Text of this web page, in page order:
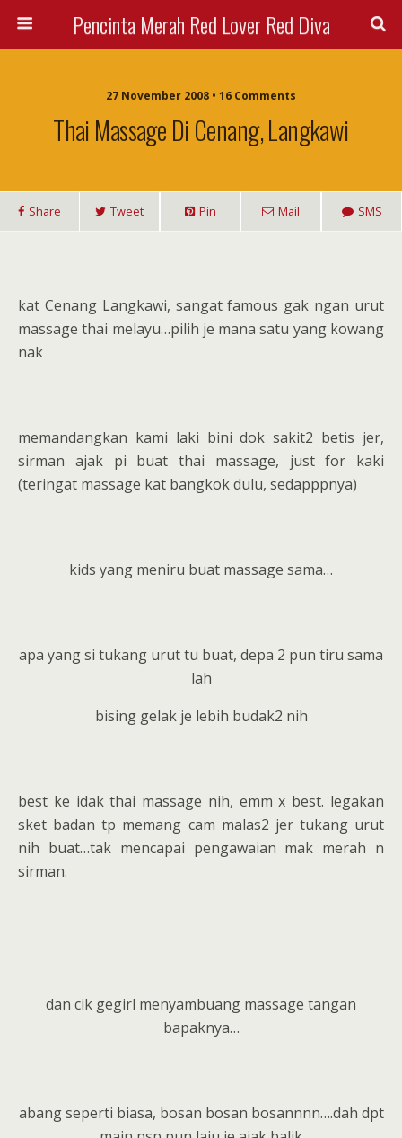
Pencinta Merah Red Lover Red Diva
27 November 2008 • 16 Comments
Thai Massage Di Cenang, Langkawi
Share Tweet Pin Mail SMS
kat Cenang Langkawi, sangat famous gak ngan urut
massage thai melayu…pilih je mana satu yang kowang
nak
memandangkan kami laki bini dok sakit2 betis jer,
sirman ajak pi buat thai massage, just for kaki
(teringat massage kat bangkok dulu, sedapppnya)
kids yang meniru buat massage sama…
apa yang si tukang urut tu buat, depa 2 pun tiru sama
lah
bising gelak je lebih budak2 nih
best ke idak thai massage nih, emm x best. legakan
sket badan tp memang cam malas2 jer tukang urut
nih buat…tak mencapai pengawaian mak merah n
sirman.
dan cik gegirl menyambuang massage tangan
bapaknya…
abang seperti biasa, bosan bosan bosannnn….dah dpt